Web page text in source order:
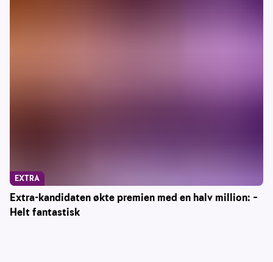
Extra-kandidaten økte premien med en halv million: –
Helt fantastisk
EXTRA